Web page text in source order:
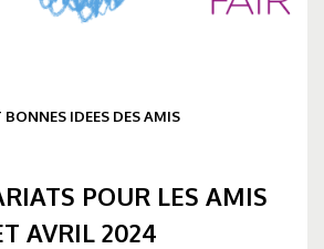
BONNES IDEES DES AMIS
POUR LES AMIS
AVRIL 2024